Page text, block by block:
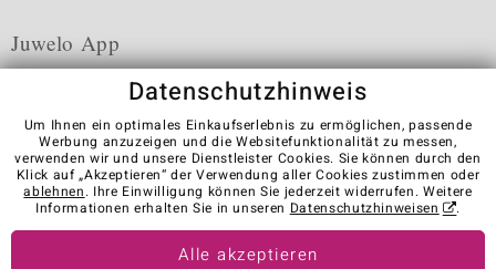
Juwelo App
Karriere AGB Datenschutz Cookies
Impressum
Kontakt
Vertrag widerrufen
Visit our stores in other countries:
Datenschutzhinweis
Um Ihnen ein optimales Einkaufserlebnis zu ermöglichen, passende
Werbung anzuzeigen und die Websitefunktionalität zu messen,
verwenden wir und unsere Dienstleister Cookies. Sie können durch den
Klick auf „Akzeptieren“ der Verwendung aller Cookies zustimmen oder
ablehnen. Ihre Einwilligung können Sie jederzeit widerrufen. Weitere
Informationen erhalten Sie in unseren Datenschutzhinweisen .
Alle akzeptieren